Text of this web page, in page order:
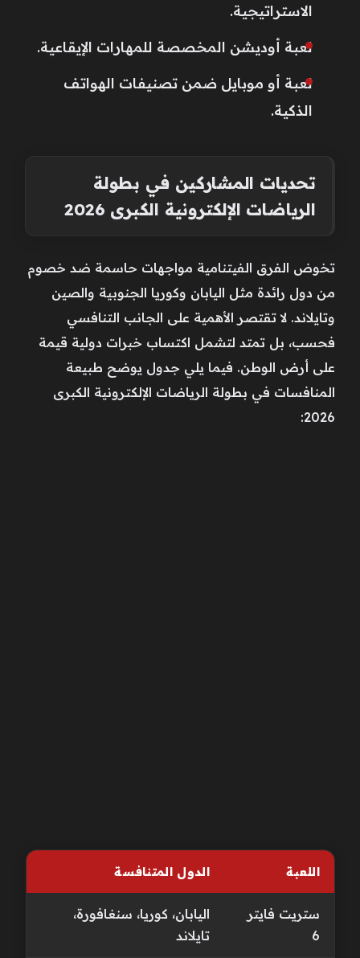
الاستراتيجية.
لعبة أوديشن المخصصة للمهارات الإيقاعية.
لعبة أو موبايل ضمن تصنيفات الهواتف
الذكية.
تحديات المشاركين في بطولة
الرياضات الإلكترونية الكبرى 2026
تخوض الفرق الفيتنامية مواجهات حاسمة ضد خصوم
من دول رائدة مثل اليابان وكوريا الجنوبية والصين
وتايلاند. لا تقتصر الأهمية على الجانب التنافسي
فحسب، بل تمتد لتشمل اكتساب خبرات دولية قيمة
على أرض الوطن. فيما يلي جدول يوضح طبيعة
المنافسات في بطولة الرياضات الإلكترونية الكبرى
2026:
اللعبة الدول المتنافسة
ستريت فايتر
6
اليابان، كوريا، سنغافورة،
تايلاند